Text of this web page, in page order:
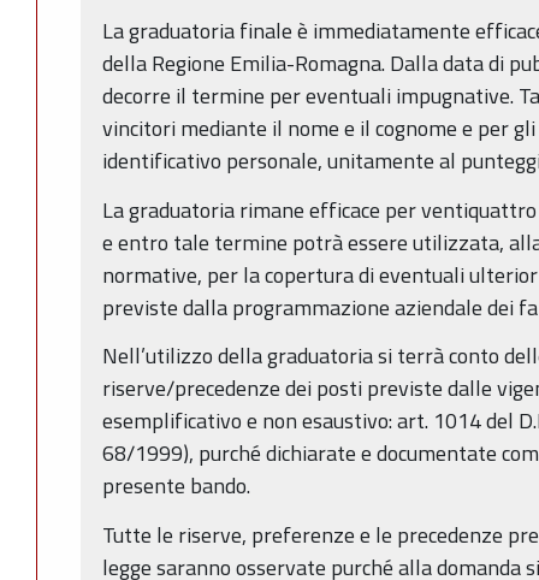
La graduatoria finale è immediatamente
della Regione Emilia-Romagna. Dalla data di
decorre il termine per eventuali impugnative.
vincitori mediante il nome e il cognome e per
identificativo personale, unitamente al
La graduatoria rimane efficace per
e entro tale termine potrà essere utilizzata,
normative, per la copertura di eventuali
previste dalla programmazione aziendale dei
Nell’utilizzo della graduatoria si terrà conto
riserve/precedenze dei posti previste dalle
esemplificativo e non esaustivo: art. 1014 del
68/1999), purché dichiarate e documentate
presente bando.
Tutte le riserve, preferenze e le precedenze
legge saranno osservate purché alla domanda